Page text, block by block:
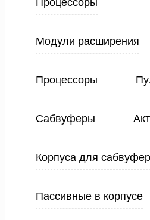
Процессоры
Модули расширения
Процессоры
Сабвуферы
Корпуса для
Пассивные в корпусе